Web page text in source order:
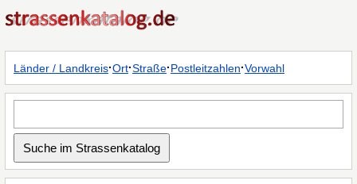
Länder / Landkreis·Ort·Straße·Postleitzahlen·Vorwahl